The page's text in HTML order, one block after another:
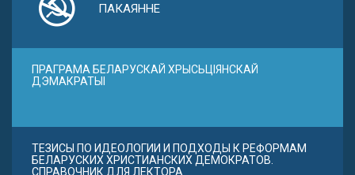
ПАКАЯННЕ
ПРАГРАМА БЕЛАРУСКАЙ ХРЫСЬЦІЯНСКАЙ
ДЭМАКРАТЫІ
ТЕЗИСЫ ПО ИДЕОЛОГИИ И ПОДХОДЫ К РЕФОРМАМ
БЕЛАРУСКИХ ХРИСТИАНСКИХ ДЕМОКРАТОВ.
СПРАВОЧНИК ДЛЯ ЛЕКТОРА